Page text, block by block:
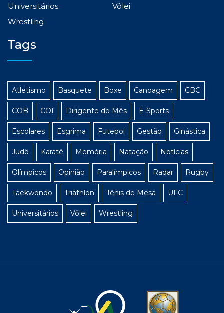
Universitários
Vôlei
Wrestling
Tags
Atletismo Basquete Boxe Canoagem CBC
COB COI Dirigente do Mês E-Sports
Escolares Esgrima Futebol Gestão Ginástica
Judô Karatê Memória Natação Notícias
Olímpicos Opinião Paralímpicos Radar Rugby
Taekwondo Triathlon Tênis de Mesa UFC
Universitários Vôlei Wrestling